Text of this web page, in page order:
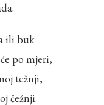
ili buk
po mjeri,
težnji,
čežnji.